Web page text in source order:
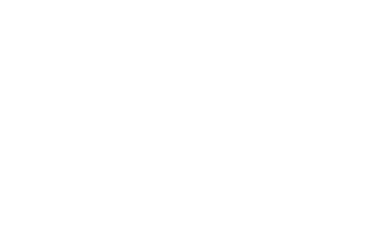
관한 법률에 따라 설립된 미래에셋맵스
를 상환하고 펀드를 청산하였습니다. 펀
동산투자신탁2호
2022년 06월 30일